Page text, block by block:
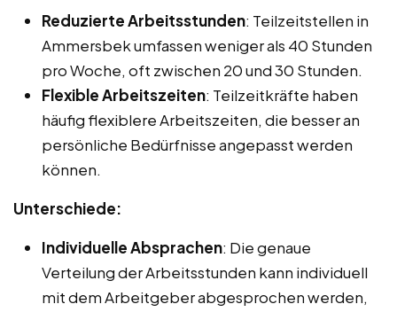
Reduzierte Arbeitsstunden: Teilzeitstellen in
Ammersbek umfassen weniger als 40 Stunden
pro Woche, oft zwischen 20 und 30 Stunden.
Flexible Arbeitszeiten: Teilzeitkräfte haben
häufig flexiblere Arbeitszeiten, die besser an
persönliche Bedürfnisse angepasst werden
können.
Unterschiede:
Individuelle Absprachen: Die genaue
Verteilung der Arbeitsstunden kann individuell
mit dem Arbeitgeber abgesprochen werden,